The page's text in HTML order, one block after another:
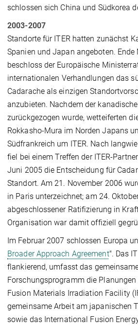
schlossen sich China und Südkorea
2003-2007
Standorte für ITER hatten zunächst
Spanien und Japan angeboten. Ende
beschloss der Europäische
internationalen Verhandlungen das
Cadarache als einzigen
anzubieten. Nachdem der
zurückgezogen wurde, wetteiferten
Rokkasho-Mura im Norden Japans
Südfrankreich um ITER. Nach
fiel bei einem Treffen der ITER-
Juni 2005 die Entscheidung für
Standort. Am 21. November 2006
in Paris unterzeichnet; am 24.
abgeschlossener Ratifizierung in
Organisation war damit offiziell
Im Februar 2007 schlossen Europa
Broader Approach Agreement". Das
flankierend, umfasst das
Forschungsprogramm die Planungen
Fusion Materials Irradiation Facility
gemeinsame Arbeit am japanischen
sowie das International Fusion